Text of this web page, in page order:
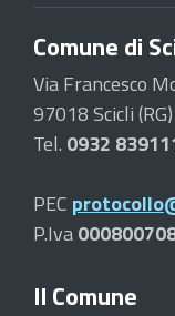
Comune di
Via Francesco
97018 Scicli (RG)
Tel. 0932
PEC
P.Iva
Il Comune